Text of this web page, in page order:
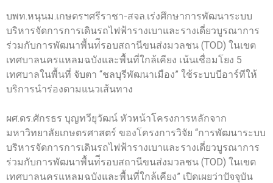
บพท.หนุนม.เกษตรฯศรีราชา-สจล.เร่งศึกษาการพัฒนาระบบ
บริหารจัดการการเดินรถไฟฟ้ารางเบาและรางเดี่ยวบูรณาการ
ร่วมกับการพัฒนาพื้นท่ีรอบสถานีขนส่งมวลชน (TOD) ในเขต
เทศบาลนครแหลมฉบังและพื้นที่ใกล้เคียง เน้นเชื่อมโยง 5
เทศบาลในพื้นที่ จับตา “ชลบุรีพัฒนาเมือง” ใช้ระบบบีอาร์ทีให้
บริการนำร่องตามแนวเส้นทาง
ผศ.ดร.ศักรธร บุญทวียุวัฒน์ หัวหน้าโครงการหลักจาก
มหาวิทยาลัยเกษตรศาสตร์ ของโครงการวิจัย “การพัฒนาระบบ
บริหารจัดการการเดินรถไฟฟ้ารางเบาและรางเดี่ยวบูรณาการ
ร่วมกับการพัฒนาพื้นท่ีรอบสถานีขนส่งมวลชน (TOD) ในเขต
เทศบาลนครแหลมฉบังและพื้นที่ใกล้เคียง” เปิดเผยว่าปัจจุบัน